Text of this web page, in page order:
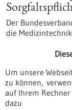
Der
die
denen die ersten
heruntergeladen
https://
pro.de/aktuelles/
Um unsere
zu können,
auf Ihrem
dazu